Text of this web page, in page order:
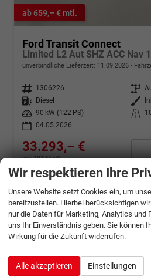
ab 659,– € mtl.
Ford Transit Connect
Limited L2 Aut SHZ ACC Nav
unverbindliche Lieferzeit: 11.09.2026
Fahrzeugnr. 1306226 Getriebe
Kraftstoff
Diesel Außenfarbe
Leistung
90 kW (122 PS) Kilometerstand
04.05.2026
33.293,– €
incl. 19% MwSt.
Verbrauch kombiniert: 5,60 l/
CO -Klasse: E
CO 2-Emissionen:148,00 g/km
Wir respektieren Ihre
Unsere Website setzt Cookies ein, um
bereitzustellen. Hierbei berücksichtigen
nur die Daten für Marketing, Analytics und
uns Ihr Einverständnis geben. Sie können
Wirkung für die Zukunft widerrufen.
Alle akzeptieren Einstellungen